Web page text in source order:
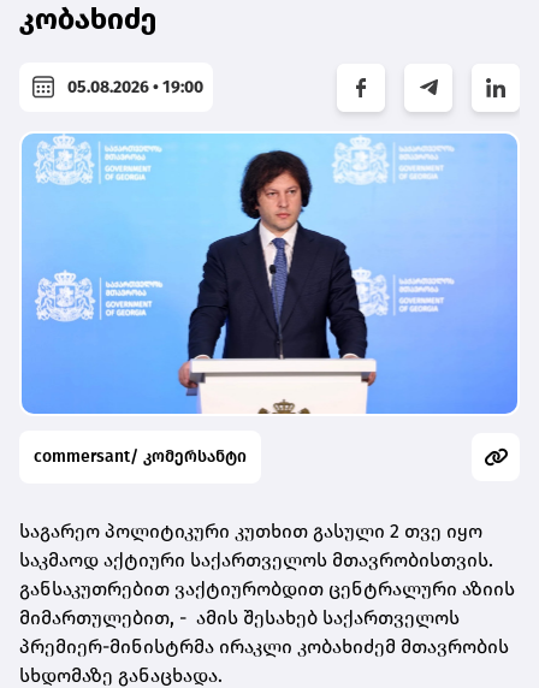
კობახიძე
05.08.2026 • 19:00
commersant/ კომერსანტი
საგარეო პოლიტიკური კუთხით გასული 2 თვე იყო
საკმაოდ აქტიური საქართველოს მთავრობისთვის.
განსაკუთრებით ვაქტიურობდით ცენტრალური აზიის
მიმართულებით, - ამის შესახებ საქართველოს
პრემიერ-მინისტრმა ირაკლი კობახიძემ მთავრობის
სხდომაზე განაცხადა.